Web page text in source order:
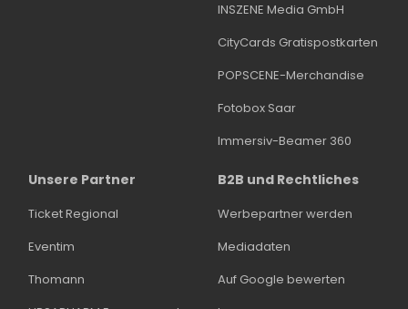
INSZENE Media GmbH
CityCards Gratispostkarten
POPSCENE-Merchandise
Fotobox Saar
Immersiv-Beamer 360
Unsere Partner
Ticket Regional
Eventim
Thomann
B2B und Rechtliches
Werbepartner werden
Mediadaten
Auf Google bewerten